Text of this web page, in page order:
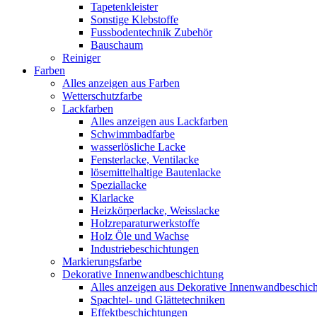
Tapetenkleister
Sonstige Klebstoffe
Fussbodentechnik Zubehör
Bauschaum
Reiniger
Farben
Alles anzeigen aus Farben
Wetterschutzfarbe
Lackfarben
Alles anzeigen aus Lackfarben
Schwimmbadfarbe
wasserlösliche Lacke
Fensterlacke, Ventilacke
lösemittelhaltige Bautenlacke
Speziallacke
Klarlacke
Heizkörperlacke, Weisslacke
Holzreparaturwerkstoffe
Holz Öle und Wachse
Industriebeschichtungen
Markierungsfarbe
Dekorative Innenwandbeschichtung
Alles anzeigen aus Dekorative
Spachtel- und Glättetechniken
Effektbeschichtungen